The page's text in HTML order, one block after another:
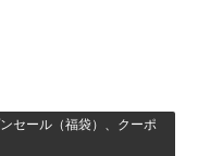
セール（福袋）、クーポ